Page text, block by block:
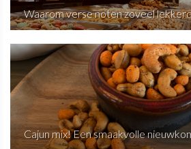
Waarom verse noten zoveel
Cajun mix! Een smaakvolle